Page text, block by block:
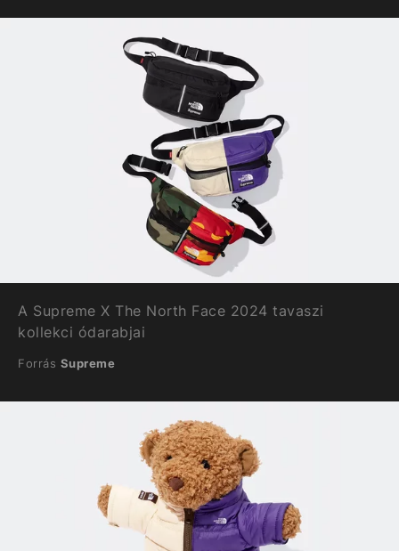
A Supreme X The North Face 2024 tavaszi
kollekci ódarabjai
Forrás Supreme